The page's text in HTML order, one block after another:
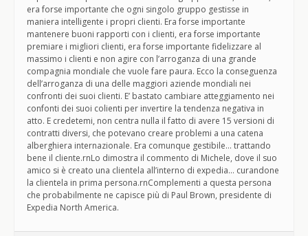
era forse importante che ogni singolo gruppo gestisse in
maniera intelligente i propri clienti. Era forse importante
mantenere buoni rapporti con i clienti, era forse importante
premiare i migliori clienti, era forse importante fidelizzare al
massimo i clienti e non agire con l’arroganza di una grande
compagnia mondiale che vuole fare paura. Ecco la conseguenza
dell’arroganza di una delle maggiori aziende mondiali nei
confronti dei suoi clienti. E’ bastato cambiare atteggiamento nei
confonti dei suoi colienti per invertire la tendenza negativa in
atto. E credetemi, non centra nulla il fatto di avere 15 versioni di
contratti diversi, che potevano creare problemi a una catena
alberghiera internazionale. Era comunque gestibile… trattando
bene il cliente.rnLo dimostra il commento di Michele, dove il suo
amico si è creato una clientela all’interno di expedia… curandone
la clientela in prima persona.rnComplementi a questa persona
che probabilmente ne capisce più di Paul Brown, presidente di
Expedia North America.